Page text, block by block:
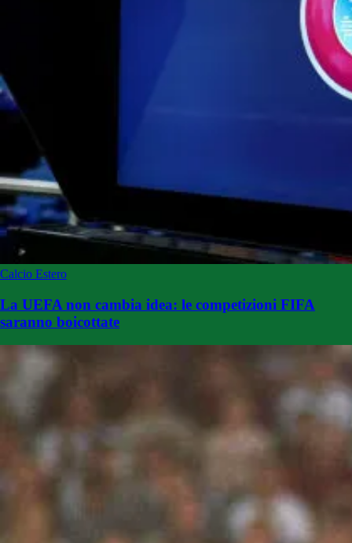
Calcio Estero
La UEFA non cambia idea: le competizioni FIFA
saranno boicottate